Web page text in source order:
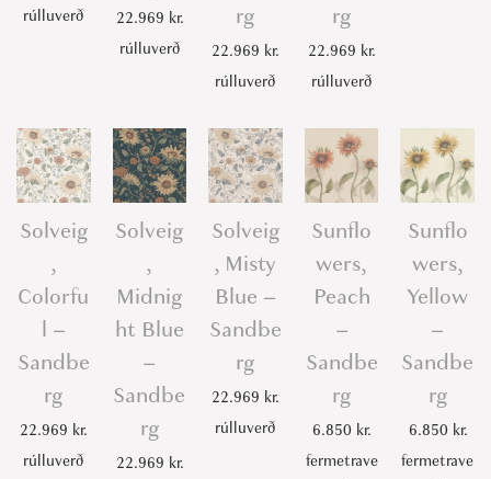
rúlluverð
22.969 kr.
rúlluverð
rg
22.969 kr.
rúlluverð
rg
22.969 kr.
rúlluverð
Solveig
,
Colorfu
l –
Sandbe
rg
22.969 kr.
rúlluverð
Solveig
,
Midnig
ht Blue
–
Sandbe
rg
22.969 kr.
Solveig
, Misty
Blue –
Sandbe
rg
22.969 kr.
rúlluverð
Sunflo
wers,
Peach
–
Sandbe
rg
6.850 kr.
fermetrave
Sunflo
wers,
Yellow
–
Sandbe
rg
6.850 kr.
fermetrave